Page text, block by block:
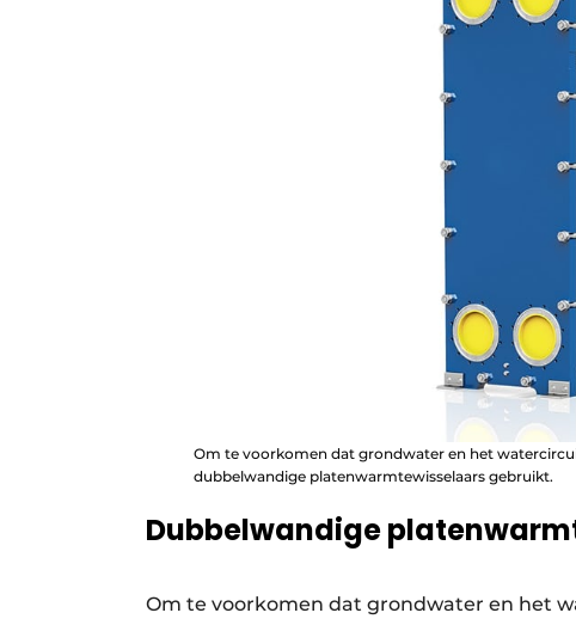
Om te voorkomen dat grondwater en het
dubbelwandige platenwarmtewisselaars gebruikt.
Dubbelwandige
Om te voorkomen dat grondwater en het